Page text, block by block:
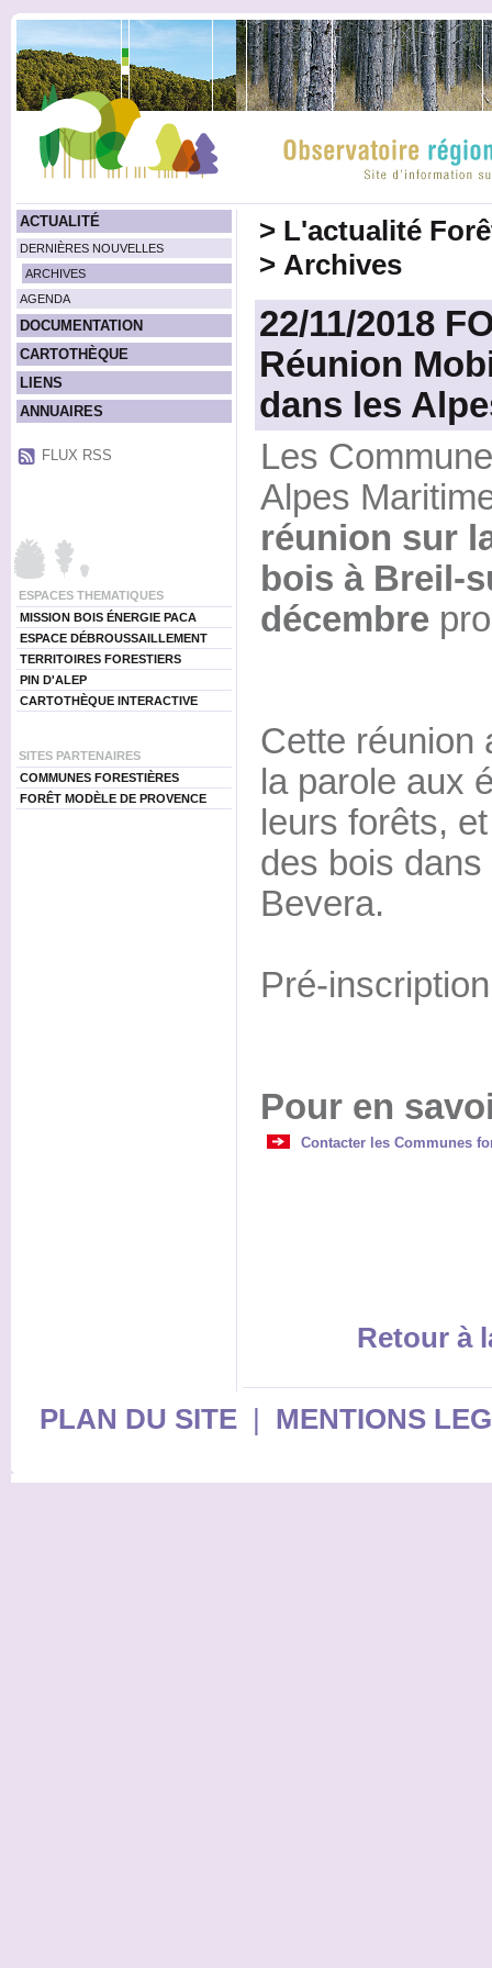
ACTUALITÉ
DERNIÈRES NOUVELLES
ARCHIVES
AGENDA
DOCUMENTATION
CARTOTHÈQUE
LIENS
ANNUAIRES
FLUX RSS
ESPACES THEMATIQUES
MISSION BOIS ÉNERGIE PACA
ESPACE DÉBROUSSAILLEMENT
TERRITOIRES FORESTIERS
PIN D'ALEP
CARTOTHÈQUE INTERACTIVE
SITES PARTENAIRES
COMMUNES FORESTIÈRES
FORÊT MODÈLE DE PROVENCE
> L'actualité
> Archives
22/11/2018
Réunion
dans les
Les
Alpes
réunion sur
bois à Breil-
décembre
Cette réunion
la parole aux
leurs forêts,
des bois
Bevera.
Pré-
Pour en
Contacter les Communes
Retour à
PLAN DU SITE| MENTIONS